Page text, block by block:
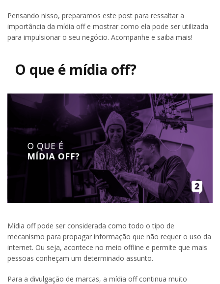
Pensando nisso, preparamos este post para ressaltar a
importância da mídia off e mostrar como ela pode ser utilizada
para impulsionar o seu negócio. Acompanhe e saiba mais!
O que é mídia off?
Mídia off pode ser considerada como todo o tipo de
mecanismo para propagar informação que não requer o uso da
internet. Ou seja, acontece no meio offline e permite que mais
pessoas conheçam um determinado assunto.
Para a divulgação de marcas, a mídia off continua muito